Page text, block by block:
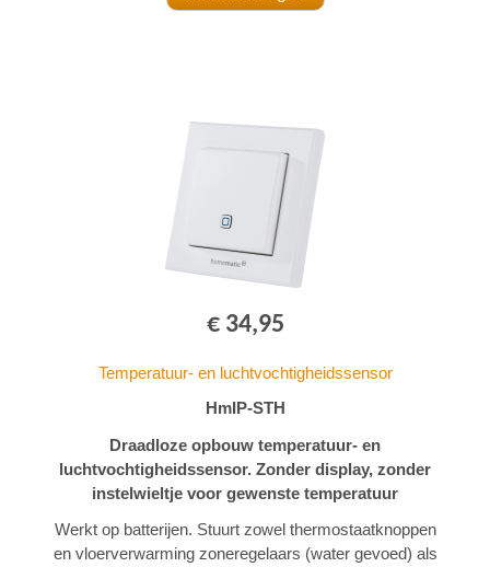
€ 34,95
Temperatuur- en luchtvochtigheidssensor
HmIP-STH
Draadloze opbouw temperatuur- en
luchtvochtigheidssensor. Zonder display, zonder
instelwieltje voor gewenste temperatuur
Werkt op batterijen. Stuurt zowel thermostaatknoppen
en vloerverwarming zoneregelaars (water gevoed) als